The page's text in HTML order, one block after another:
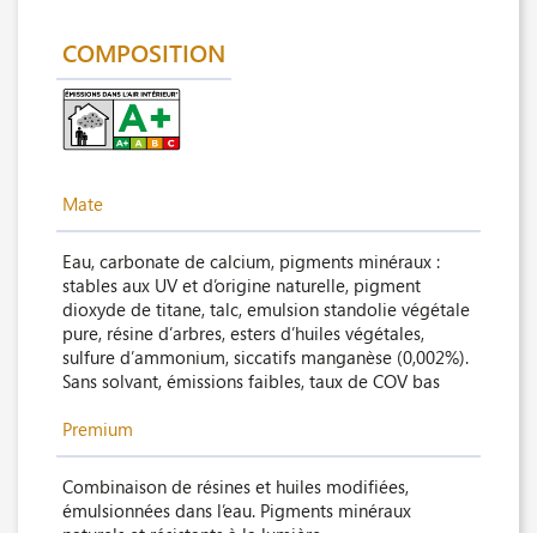
COMPOSITION
Mate
Eau, carbonate de calcium, pigments minéraux :
stables aux UV et d’origine naturelle, pigment
dioxyde de titane, talc, emulsion standolie végétale
pure, résine d’arbres, esters d’huiles végétales,
sulfure d’ammonium, siccatifs manganèse (0,002%).
Sans solvant, émissions faibles, taux de COV bas
Premium
Combinaison de résines et huiles modifiées,
émulsionnées dans l’eau. Pigments minéraux